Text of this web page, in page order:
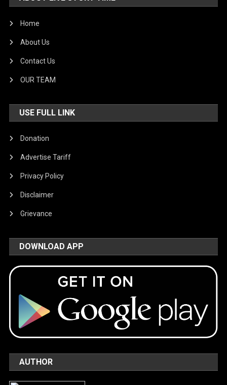
Home
About Us
Contact Us
OUR TEAM
USE FULL LINK
Donation
Advertise Tariff
Privacy Policy
Disclaimer
Grievance
DOWNLOAD APP
AUTHOR